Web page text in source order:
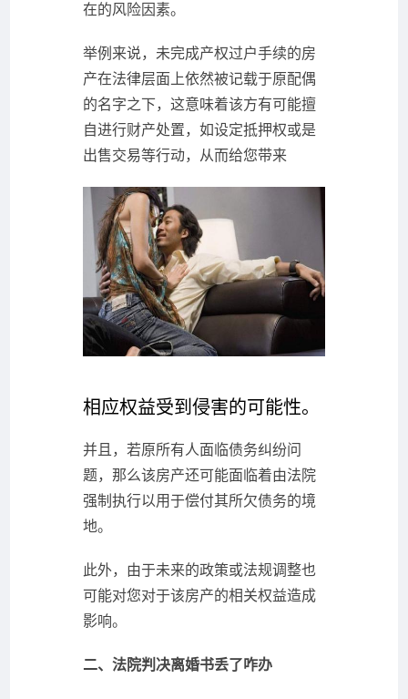
在的风险因素。
举例来说，未完成产权过户手续的房
产在法律层面上依然被记载于原配偶
的名字之下，这意味着该方有可能擅
自进行财产处置，如设定抵押权或是
出售交易等行动，从而给您带来
相应权益受到侵害的可能性。
并且，若原所有人面临债务纠纷问
题，那么该房产还可能面临着由法院
强制执行以用于偿付其所欠债务的境
地。
此外，由于未来的政策或法规调整也
可能对您对于该房产的相关权益造成
影响。
二、法院判决离婚书丢了咋办